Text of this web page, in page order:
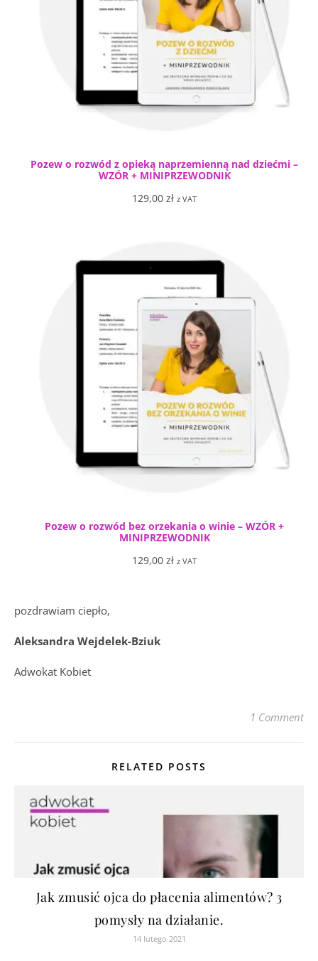
Pozew o rozwód z opieką naprzemienną nad dziećmi –
WZÓR + MINIPRZEWODNIK
129,00 zł z VAT
Pozew o rozwód bez orzekania o winie – WZÓR +
MINIPRZEWODNIK
129,00 zł z VAT
pozdrawiam ciepło,
Aleksandra Wejdelek-Bziuk
Adwokat Kobiet
1 Comment
RELATED POSTS
Jak zmusić ojca do płacenia alimentów? 3
pomysły na działanie.
14 lutego 2021